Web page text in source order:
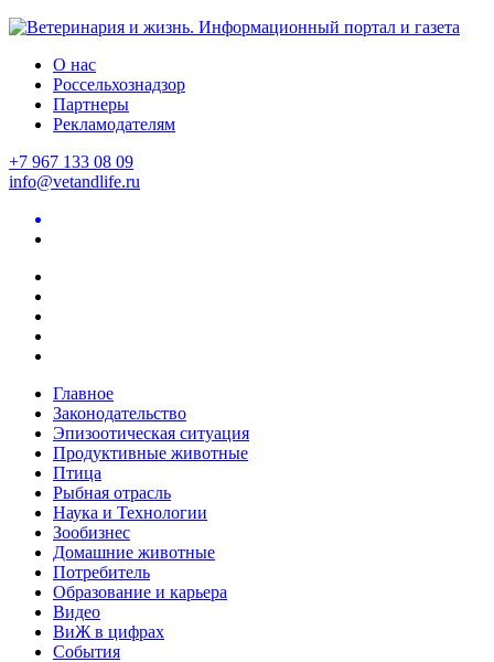
О нас
Россельхознадзор
Партнеры
Рекламодателям
+7 967 133 08 09
info@vetandlife.ru
Главное
Законодательство
Эпизоотическая ситуация
Продуктивные животные
Птица
Рыбная отрасль
Наука и Технологии
Зообизнес
Домашние животные
Потребитель
Образование и карьера
Видео
ВиЖ в цифрах
События